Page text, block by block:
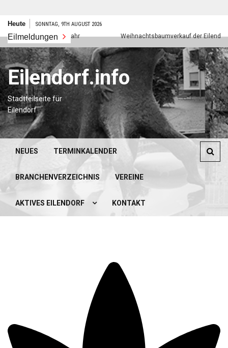
Zum
springen
Heute SONNTAG, 9TH AUGUST 2026
Eilmeldungen
Frohes neues Jahr Weihnachtsbaumverkauf der Eilendorfer
Eilendorf.info
Stadtteilseite für
Eilendorf
NEUES TERMINKALENDER
BRANCHENVERZEICHNIS VEREINE
AKTIVES EILENDORF KONTAKT